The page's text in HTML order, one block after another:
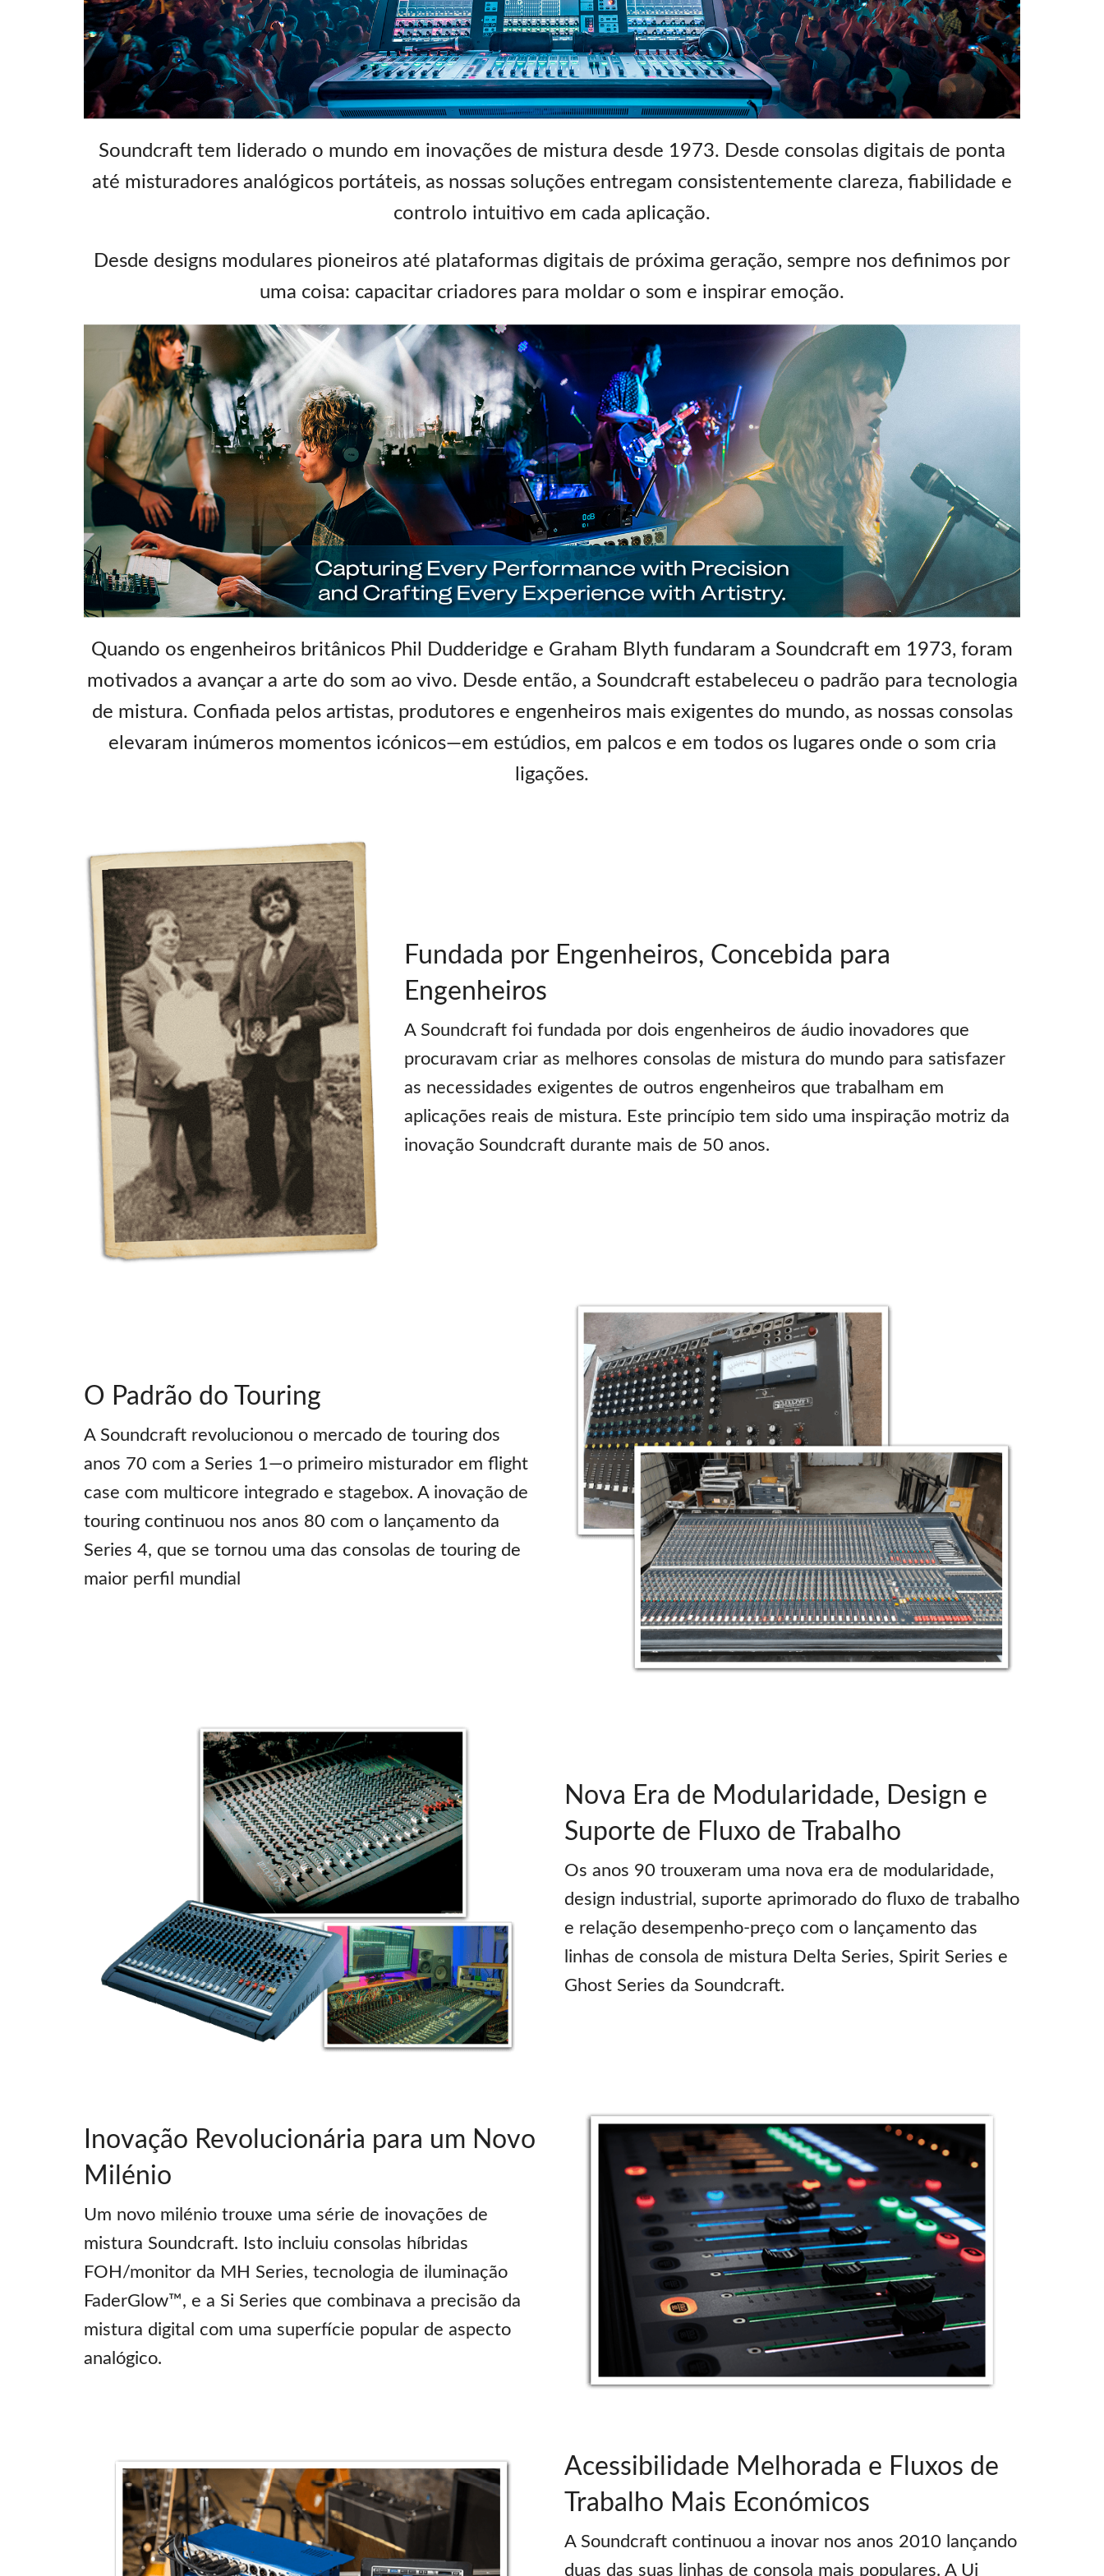
Audio Calc Toolkit
Compact Stagebox
Si Mobile Apps ViSi Remote
ViSi Listen
Audio Calc Toolkit
UI 24 Software Demo (Phone)
UI 24 Software Demo (Tablet)
Soundcraft tem liderado o mundo em inovações de mistura desde 1973. Desde consolas digitais de ponta
até misturadores analógicos portáteis, as nossas soluções entregam consistentemente clareza, fiabilidade e
controlo intuitivo em cada aplicação.
Desde designs modulares pioneiros até plataformas digitais de próxima geração, sempre nos definimos por
uma coisa: capacitar criadores para moldar o som e inspirar emoção.
Quando os engenheiros britânicos Phil Dudderidge e Graham Blyth fundaram a Soundcraft em 1973, foram
motivados a avançar a arte do som ao vivo. Desde então, a Soundcraft estabeleceu o padrão para tecnologia
de mistura. Confiada pelos artistas, produtores e engenheiros mais exigentes do mundo, as nossas consolas
elevaram inúmeros momentos icónicos—em estúdios, em palcos e em todos os lugares onde o som cria
ligações.
Fundada por Engenheiros, Concebida para
Engenheiros
A Soundcraft foi fundada por dois engenheiros de áudio inovadores que
procuravam criar as melhores consolas de mistura do mundo para satisfazer
as necessidades exigentes de outros engenheiros que trabalham em
aplicações reais de mistura. Este princípio tem sido uma inspiração motriz da
inovação Soundcraft durante mais de 50 anos.
O Padrão do Touring
A Soundcraft revolucionou o mercado de touring dos
anos 70 com a Series 1—o primeiro misturador em flight
case com multicore integrado e stagebox. A inovação de
touring continuou nos anos 80 com o lançamento da
Series 4, que se tornou uma das consolas de touring de
maior perfil mundial
Nova Era de Modularidade, Design e
Suporte de Fluxo de Trabalho
Os anos 90 trouxeram uma nova era de modularidade,
design industrial, suporte aprimorado do fluxo de trabalho
e relação desempenho-preço com o lançamento das
linhas de consola de mistura Delta Series, Spirit Series e
Ghost Series da Soundcraft.
Inovação Revolucionária para um Novo
Milénio
Um novo milénio trouxe uma série de inovações de
mistura Soundcraft. Isto incluiu consolas híbridas
FOH/monitor da MH Series, tecnologia de iluminação
FaderGlow™, e a Si Series que combinava a precisão da
mistura digital com uma superfície popular de aspecto
analógico.
Acessibilidade Melhorada e Fluxos de
Trabalho Mais Económicos
A Soundcraft continuou a inovar nos anos 2010 lançando
duas das suas linhas de consola mais populares. A Ui